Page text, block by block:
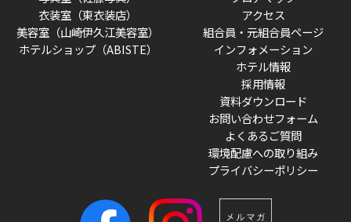
衣装室（東衣装店）
美容室（山崎伊久江美容室）
ホテルショップ（ABISTE）
アクセス
組合員・元組合員ページ
インフォメーション
ホテル情報
採用情報
資料ダウンロード
お問い合わせフォーム
よくあるご質問
環境配慮への取り組み
プライバシーポリシー